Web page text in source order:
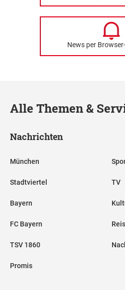
News per
Alle Themen &
Nachrichten
München
Stadtviertel
Bayern
FC Bayern
TSV 1860
Promis
TV